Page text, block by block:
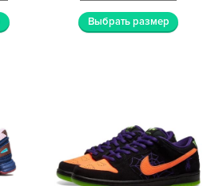
Выбрать размер